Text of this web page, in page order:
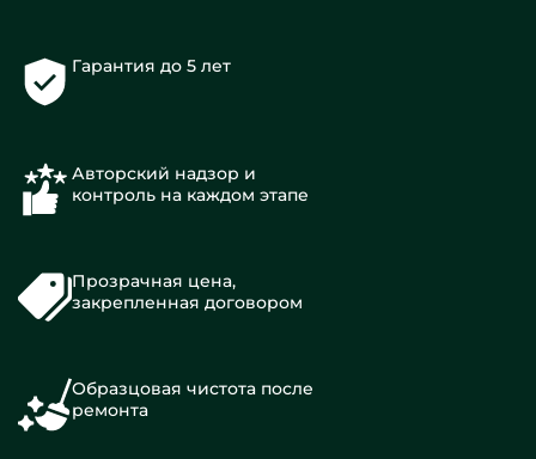
Гарантия до 5 лет
Авторский надзор и
контроль на каждом этапе
Прозрачная цена,
закрепленная договором
Образцовая чистота после
ремонта